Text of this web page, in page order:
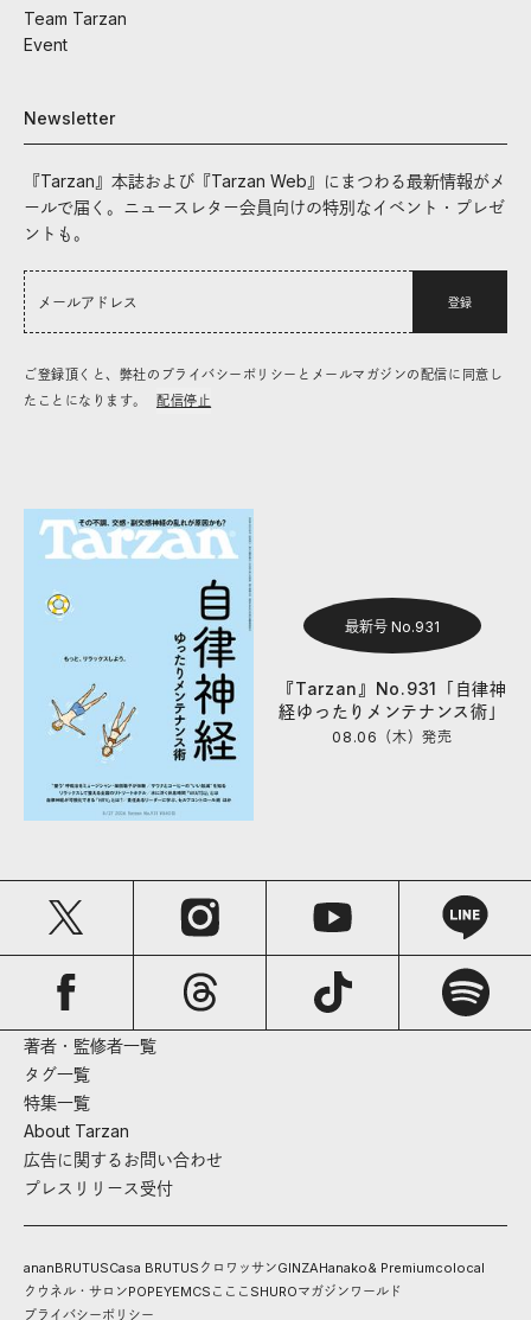
Team Tarzan
Event
Newsletter
『Tarzan』本誌および『Tarzan Web』にまつわる最新情報がメ
ールで届く。ニュースレター会員向けの特別なイベント・プレゼ
ントも。
登録
ご登録頂くと、弊社のプライバシーポリシーとメールマガジンの配信に同意し
たことになります。
配信停止
最新号 No.931
『Tarzan』No.931「自律神
経ゆったりメンテナンス術」
08.06（木）発売
著者・監修者一覧
タグ一覧
特集一覧
About Tarzan
広告に関するお問い合わせ
プレスリリース受付
ananBRUTUSCasa BRUTUS クロワッサンGINZAHanako& Premiumcolocal
クウネル・サロンPOPEYEMCS こここ SHUROマガジンワールド
プライバシーポリシー